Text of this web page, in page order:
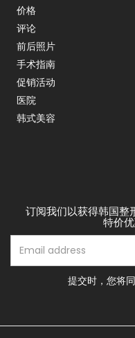
价格
评论
前后照片
手术指南
促销活动
医院
韩式美容
订阅我们以获得韩国整
特价
提交时，您将